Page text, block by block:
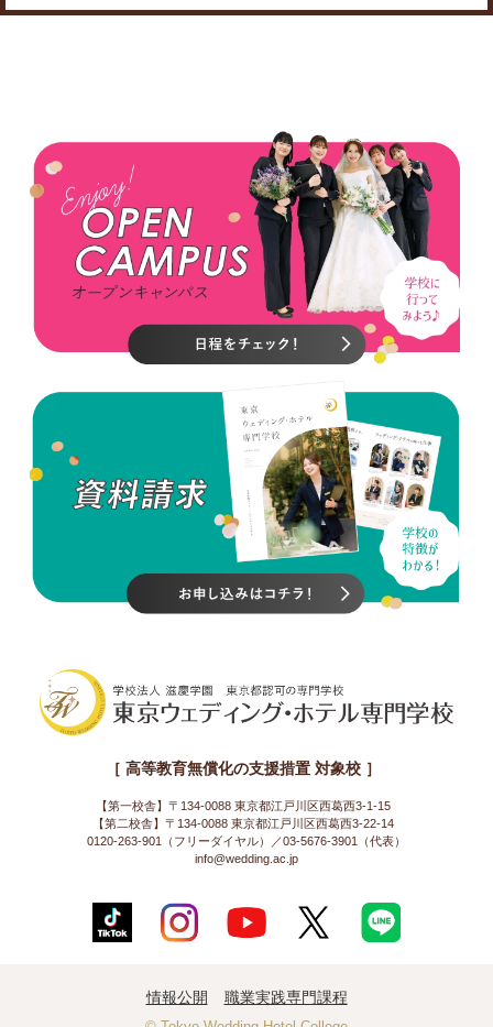
［ 高等教育無償化の支援措置 対象校 ］
【第一校舎】〒134-0088 東京都江戸川区西葛西3-1-15
【第二校舎】〒134-0088 東京都江戸川区西葛西3-22-14
0120-263-901（フリーダイヤル）／03-5676-3901（代表）
info@wedding.ac.jp
情報公開 職業実践専門課程